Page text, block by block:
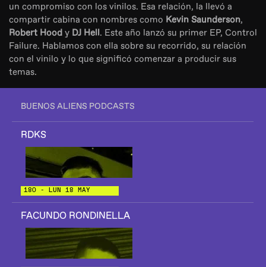
un compromiso con los vinilos. Esa relación, la llevó a
compartir cabina con nombres como Kevin Saunderson,
Robert Hood y DJ Hell. Este año lanzó su primer EP, Control
Failure. Hablamos con ella sobre su recorrido, su relación
con el vinilo y lo que significó comenzar a producir sus
temas.
BUENOS ALIENS PODCASTS
RDKS
180 - LUN 18 MAY
FACUNDO RONDINELLA